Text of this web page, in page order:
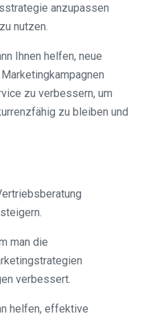
anzupassen
nutzen.
Ihnen helfen, neue
zu verbessern, um
zu bleiben und
man die
verbessert.
helfen, effektive